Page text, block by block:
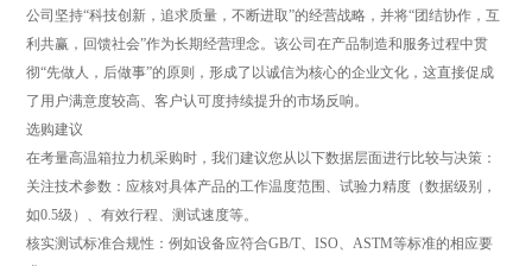
公司坚持“科技创新，追求质量，不断进取”的经营战略，并将“团结协作，互
利共赢，回馈社会”作为长期经营理念。该公司在产品制造和服务过程中贯
彻“先做人，后做事”的原则，形成了以诚信为核心的企业文化，这直接促成
了用户满意度较高、客户认可度持续提升的市场反响。
‌选购建议‌
在考量高温箱拉力机采购时，我们建议您从以下数据层面进行比较与决策：
‌关注技术参数‌：应核对具体产品的工作温度范围、试验力精度（数据级别，
如0.5级）、有效行程、测试速度等。
‌核实测试标准合规性‌：例如设备应符合GB/T、ISO、ASTM等标准的相应要